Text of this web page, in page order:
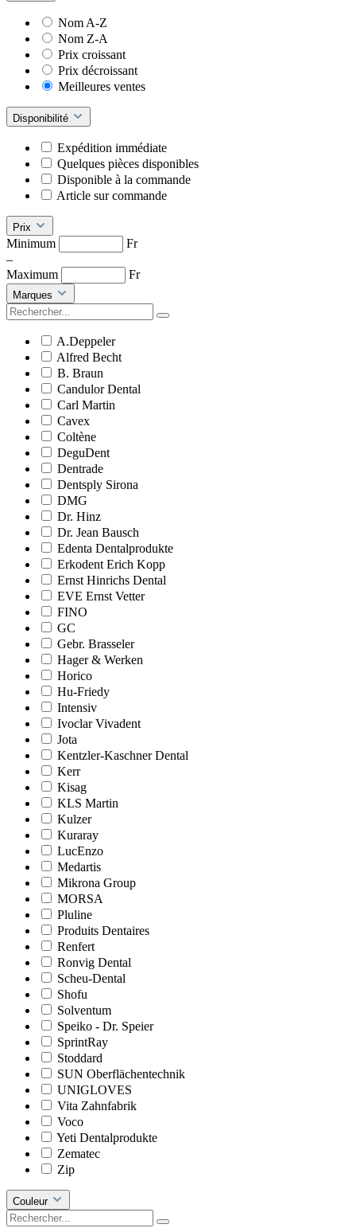
Nom A-Z
Nom Z-A
Prix croissant
Prix décroissant
Meilleures ventes
Disponibilité
Expédition immédiate
Quelques pièces disponibles
Disponible à la commande
Article sur commande
Prix
Minimum
Fr
–
Maximum
Fr
Marques
A.Deppeler
Alfred Becht
B. Braun
Candulor Dental
Carl Martin
Cavex
Coltène
DeguDent
Dentrade
Dentsply Sirona
DMG
Dr. Hinz
Dr. Jean Bausch
Edenta Dentalprodukte
Erkodent Erich Kopp
Ernst Hinrichs Dental
EVE Ernst Vetter
FINO
GC
Gebr. Brasseler
Hager & Werken
Horico
Hu-Friedy
Intensiv
Ivoclar Vivadent
Jota
Kentzler-Kaschner Dental
Kerr
Kisag
KLS Martin
Kulzer
Kuraray
LucEnzo
Medartis
Mikrona Group
MORSA
Pluline
Produits Dentaires
Renfert
Ronvig Dental
Scheu-Dental
Shofu
Solventum
Speiko - Dr. Speier
SprintRay
Stoddard
SUN Oberflächentechnik
UNIGLOVES
Vita Zahnfabrik
Voco
Yeti Dentalprodukte
Zematec
Zip
Couleur